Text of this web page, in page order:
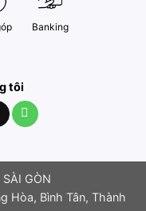
Banking
tôi
GÒN
Hòa, Bình Tân, Thành